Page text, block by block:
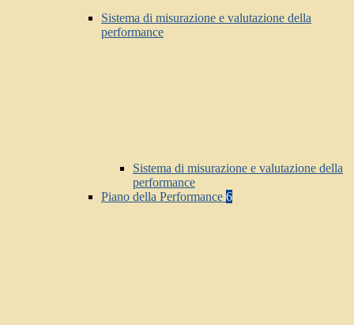
Sistema di misurazione e valutazione della
performance
Sistema di misurazione e valutazione della
performance
Piano della Performance 6